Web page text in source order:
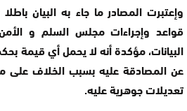
وإعتبرت المصادر ما جاء به البيان
قواعد وإجراءات مجلس السلم و الأمن
البيانات، مؤكدة أنه لا يحمل أي قيمة
عن المصادقة عليه بسبب الخلاف على
تعديلات جوهرية عليه.